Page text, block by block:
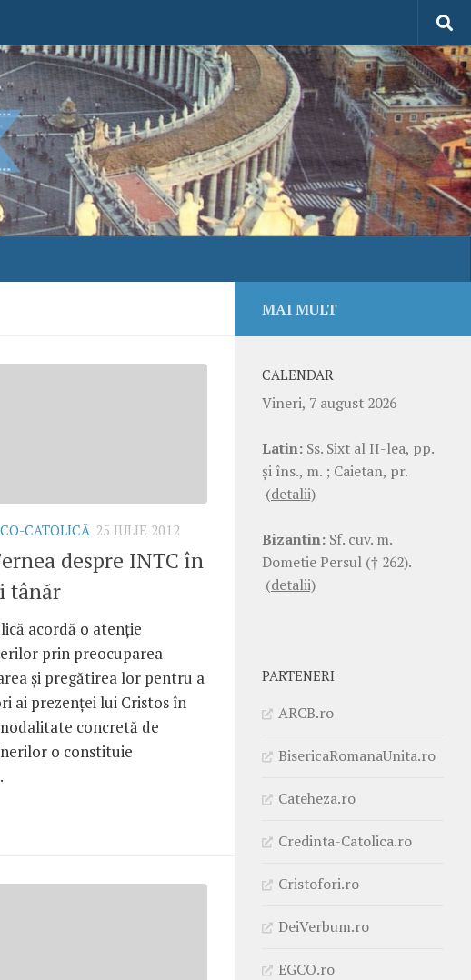
CATOLICĂ 25 IULIE 2012
despre INTC în
tânăr
acordă o atenţie
prin preocuparea
şi pregătirea lor pentru a
ai prezenţei lui Cristos în
concretă de
o constituie
MAI MULT
CALENDAR
Vineri, 7 august 2026
Latin: Ss. Sixt al II-lea, pp.
şi îns., m. ; Caietan, pr.
(detalii)
Bizantin: Sf. cuv. m.
Dometie Persul († 262).
(detalii)
PARTENERI
ARCB.ro
BisericaRomanaUnita.ro
Cateheza.ro
Credinta-Catolica.ro
Cristofori.ro
DeiVerbum.ro
EGCO.ro